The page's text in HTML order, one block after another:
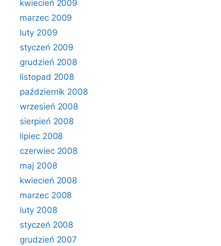
kwiecień 2009
marzec 2009
luty 2009
styczeń 2009
grudzień 2008
listopad 2008
październik 2008
wrzesień 2008
sierpień 2008
lipiec 2008
czerwiec 2008
maj 2008
kwiecień 2008
marzec 2008
luty 2008
styczeń 2008
grudzień 2007